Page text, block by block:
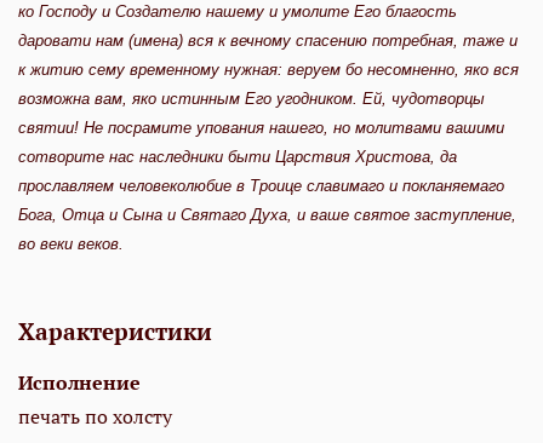
ко Господу и Создателю нашему и умолите Его благость
даровати нам (имена) вся к вечному спасению потребная, таже и
к житию сему временному нужная: веруем бо несомненно, яко вся
возможна вам, яко истинным Его угодником. Ей, чудотворцы
святии! Не посрамите упования нашего, но молитвами вашими
сотворите нас наследники быти Царствия Христова, да
прославляем человеколюбие в Троице славимаго и покланяемаго
Бога, Отца и Сына и Святаго Духа, и ваше святое заступление,
во веки веков.
Характеристики
Исполнение
печать по холсту